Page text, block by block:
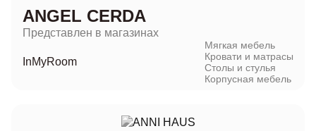
ANGEL CERDA
Представлен в магазинах
InMyRoom
Мягкая мебель
Кровати и матрасы
Столы и стулья
Корпусная мебель